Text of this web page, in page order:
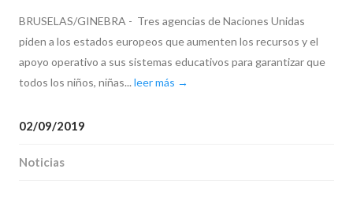
BRUSELAS/GINEBRA - Tres agencias de Naciones Unidas
piden a los estados europeos que aumenten los recursos y el
apoyo operativo a sus sistemas educativos para garantizar que
todos los niños, niñas... leer más →
02/09/2019
Noticias